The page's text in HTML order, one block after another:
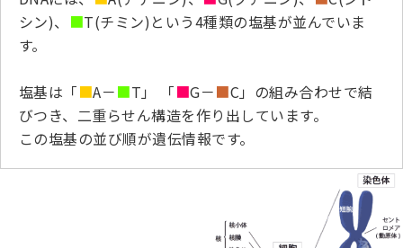
3分でわかるジャパンケネルクラブ
ジャパンケネルクラブチャンネルYouTube
正しいブリーディングと守るべき心得
ティーカッププードル、豆柴について
遺伝子疾患について考えよう
「動物の愛護及び管理に関する法律」
アジリティー競技会
フライボール競技会
審査員
アニマル衛生士
自主研修会／日程
シン)、 ■T(チミン)という4種類の塩基が並んでいま
す。
塩基は「■A－■T」 「■G－■C」の組み合わせで結
びつき、二重らせん構造を作り出しています。
この塩基の並び順が遺伝情報です。